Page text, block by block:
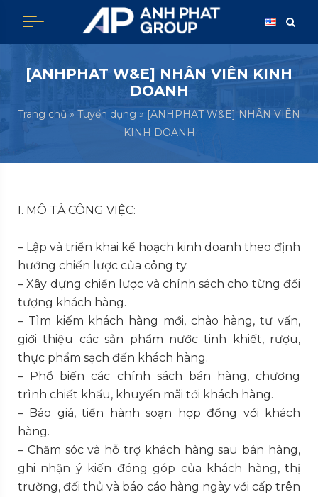
content
[ANHPHAT W&E] NHÂN VIÊN KINH
DOANH
Trang chủ » Tuyển dụng » [ANHPHAT W&E] NHÂN VIÊN
KINH DOANH
I. MÔ TẢ CÔNG VIỆC:
– Lập và triển khai kế hoạch kinh doanh theo định
hướng chiến lược của công ty.
– Xây dựng chiến lược và chính sách cho từng đối
tượng khách hàng.
– Tìm kiếm khách hàng mới, chào hàng, tư vấn,
giới thiệu các sản phẩm nước tinh khiết, rượu,
thực phẩm sạch đến khách hàng.
– Phổ biến các chính sách bán hàng, chương
trình chiết khấu, khuyến mãi tới khách hàng.
– Báo giá, tiến hành soạn hợp đồng với khách
hàng.
– Chăm sóc và hỗ trợ khách hàng sau bán hàng,
ghi nhận ý kiến đóng góp của khách hàng, thị
trường, đối thủ và báo cáo hàng ngày với cấp trên